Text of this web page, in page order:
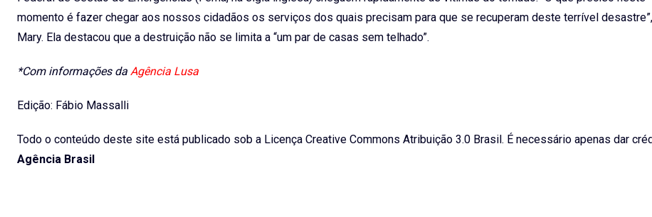
momento é fazer chegar aos nossos cidadãos os serviços dos quais precisam para que se recuperam deste terrível
Mary. Ela destacou que a destruição não se limita a “um par de casas sem telhado”.
*Com informações da Agência Lusa
Edição: Fábio Massalli
Todo o conteúdo deste site está publicado sob a Licença Creative Commons Atribuição 3.0 Brasil. É necessário apenas dar
Agência Brasil